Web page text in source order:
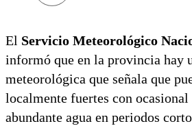
El Servicio Meteorológico
informó que en la provincia hay
meteorológica que señala que
localmente fuertes con
abundante agua en periodos